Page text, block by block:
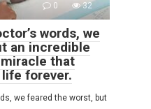
0 32
words, we
an incredible
that
life forever.
we feared the worst, but